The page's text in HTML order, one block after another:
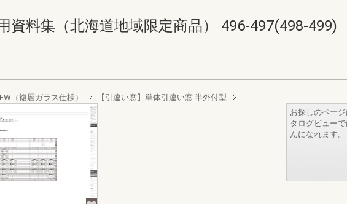
資料集（北海道地域限定商品） 496-497(498-499)
EW（複層ガラス仕様） 【引違い窓】単体引違い窓 半外付型
お探しのペー
タログビュー
んになれます。